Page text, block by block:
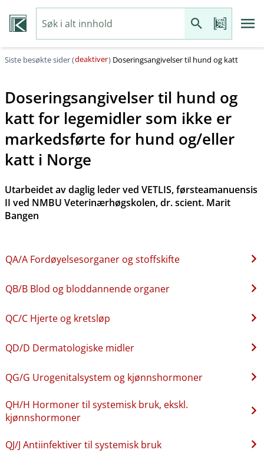
Siste besøkte sider (deaktiver) Doseringsangivelser til hund og katt
Doseringsangivelser til hund og
katt for legemidler som ikke er
markedsførte for hund og​/​eller
katt i Norge
Utarbeidet av daglig leder ved VETLIS, førsteamanuensis
II ved NMBU Veterinærhøgskolen, dr. scient. Marit
Bangen
QA​/​A Fordøyelsesorganer og stoffskifte
QB​/​B Blod og bloddannende organer
QC​/​C Hjerte og kretsløp
QD​/​D Dermatologiske midler
QG​/​G Urogenitalsystem og kjønnshormoner
QH​/​H Hormoner til systemisk bruk, ekskl.
kjønnshormoner
QJ​/​J Antiinfektiver til systemisk bruk